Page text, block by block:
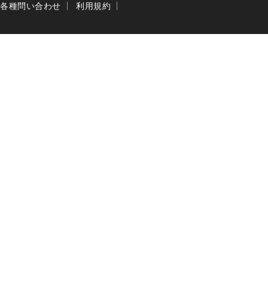
各種問い合わせ
利用規約